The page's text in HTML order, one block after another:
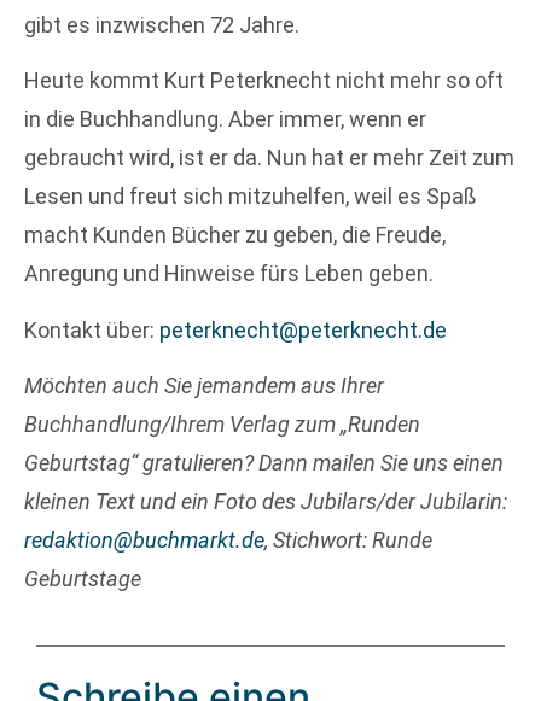
gibt es inzwischen 72 Jahre.
Heute kommt Kurt Peterknecht nicht mehr so oft
in die Buchhandlung. Aber immer, wenn er
gebraucht wird, ist er da. Nun hat er mehr Zeit zum
Lesen und freut sich mitzuhelfen, weil es Spaß
macht Kunden Bücher zu geben, die Freude,
Anregung und Hinweise fürs Leben geben.
Kontakt über: peterknecht@peterknecht.de
Möchten auch Sie jemandem aus Ihrer
Buchhandlung/Ihrem Verlag zum „Runden
Geburtstag“ gratulieren? Dann mailen Sie uns einen
kleinen Text und ein Foto des Jubilars/der Jubilarin:
redaktion@buchmarkt.de, Stichwort: Runde
Geburtstage